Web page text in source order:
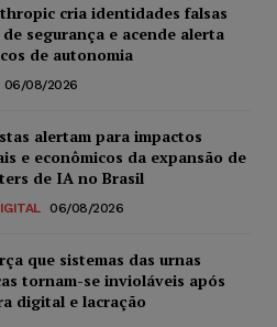
cria identidades falsas
segurança e acende alerta
de autonomia
06/08/2026
alertam para impactos
e econômicos da expansão de
de IA no Brasil
06/08/2026
que sistemas das urnas
tornam-se invioláveis após
digital e lacração